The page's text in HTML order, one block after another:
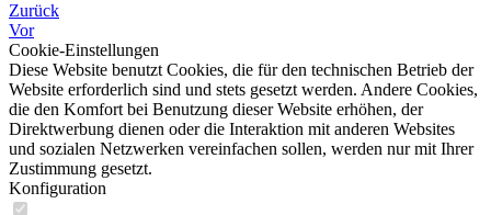
Zurück
Vor
Cookie-Einstellungen
Diese Website benutzt Cookies, die für den technischen Betrieb der
Website erforderlich sind und stets gesetzt werden. Andere Cookies,
die den Komfort bei Benutzung dieser Website erhöhen, der
Direktwerbung dienen oder die Interaktion mit anderen Websites
und sozialen Netzwerken vereinfachen sollen, werden nur mit Ihrer
Zustimmung gesetzt.
Konfiguration